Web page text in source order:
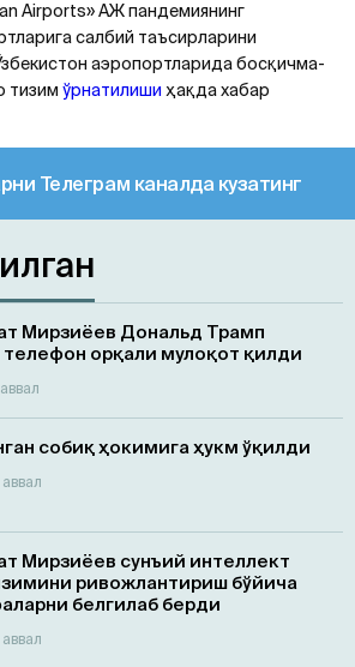
Airports» АЖ пандемиянинг
салбий таъсирларини
аэропортларида босқичма-
тизим ўрнатилиши ҳақда хабар
Телеграм каналда кузатинг
Мирзиёев Дональд Трамп
телефон орқали мулоқот қилди
собиқ ҳокимига ҳукм ўқилди
Мирзиёев сунъий интеллект
ривожлантириш бўйича
белгилаб берди